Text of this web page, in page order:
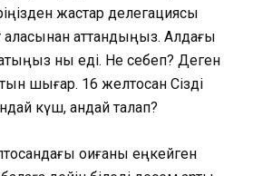
жастар делегациясы
аттандыңыз. Алдағы
нық еді. Не себеп? Деген
шығар. 16 желтоқсан Сізді
күш, қандай талап?
оқиғаны еңкейген